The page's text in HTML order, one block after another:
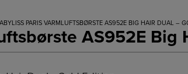
PARIS VARMLUFTSBØRSTE AS952E BIG HAIR DUAL –
AS952E Big